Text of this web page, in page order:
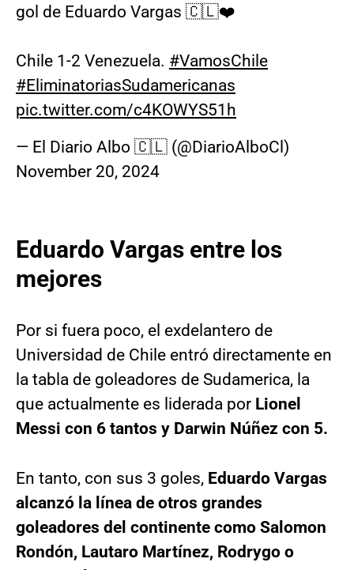
gol de Eduardo Vargas 🇨🇱❤️
Chile 1-2 Venezuela. #VamosChile
#EliminatoriasSudamericanas
pic.twitter.com/c4KOWYS51h
— El Diario Albo 🇨🇱 (@DiarioAlboCl)
November 20, 2024
Eduardo Vargas entre los
mejores
Por si fuera poco, el exdelantero de
Universidad de Chile entró directamente en
la tabla de goleadores de Sudamerica, la
que actualmente es liderada por Lionel
Messi con 6 tantos y Darwin Núñez con 5.
En tanto, con sus 3 goles, Eduardo Vargas
alcanzó la línea de otros grandes
goleadores del continente como Salomon
Rondón, Lautaro Martínez, Rodrygo o